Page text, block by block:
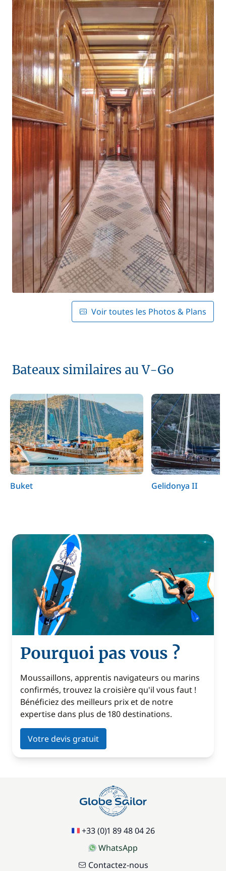
Voir toutes les Photos & Plans
Bateaux similaires au V-Go
Buket Gelidonya II
Pourquoi pas vous ?
Moussaillons, apprentis navigateurs ou marins
confirmés, trouvez la croisière qu'il vous faut !
Bénéficiez des meilleurs prix et de notre
expertise dans plus de 180 destinations.
Votre devis gratuit
+33 (0)1 89 48 04 26
WhatsApp
Contactez-nous